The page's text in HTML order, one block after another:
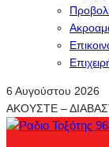
6 Αυγούστου 2026
ΑΚΟΥΣΤΕ –